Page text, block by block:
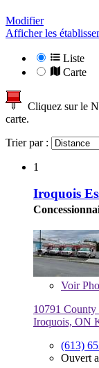
Modifier
Afficher les
Liste
Carte
Cliquez sur le
carte.
Trier par :
1
Iroquois
Voir
10791 County
Iroquois, ON
(613)
Ouvert